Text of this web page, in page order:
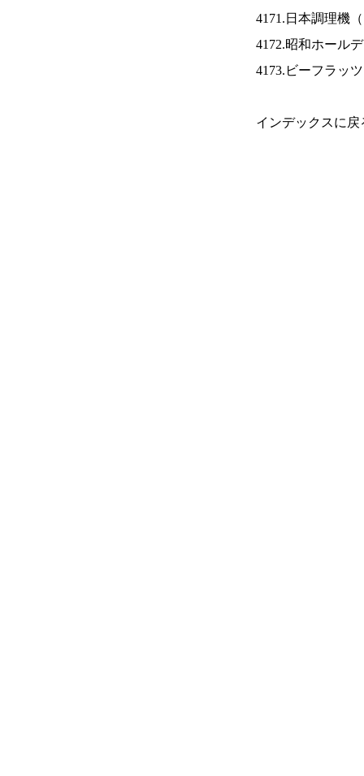
4171.日本調理機（
4172.昭和ホール
4173.ビーフラッ
インデックスに戻